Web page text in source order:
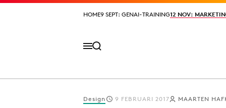
HOME9 SEPT: GENAI-TRAINING12 NOV:
HOME9 SEPT: GENAI-TRAINING12 NOV:
Design 9 FEBRUARI 2017 MAARTEN